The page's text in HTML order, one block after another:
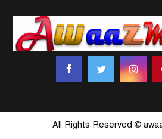
All Rights Reserved ©